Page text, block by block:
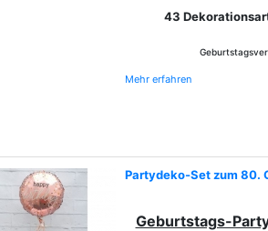
43
Mehr erfahren
Partydeko-Set zum 80.
Geburtstags-